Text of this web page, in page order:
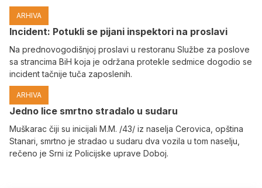
ARHIVA
Incident: Potukli se pijani inspektori na proslavi
Na prednovogodišnjoj proslavi u restoranu Službe za poslove
sa strancima BiH koja je održana protekle sedmice dogodio se
incident tačnije tuča zaposlenih.
ARHIVA
Јedno lice smrtno stradalo u sudaru
Muškarac čiji su inicijali M.M. /43/ iz naselja Cerovica, opština
Stanari, smrtno je stradao u sudaru dva vozila u tom naselju,
rečeno je Srni iz Policijske uprave Doboj.